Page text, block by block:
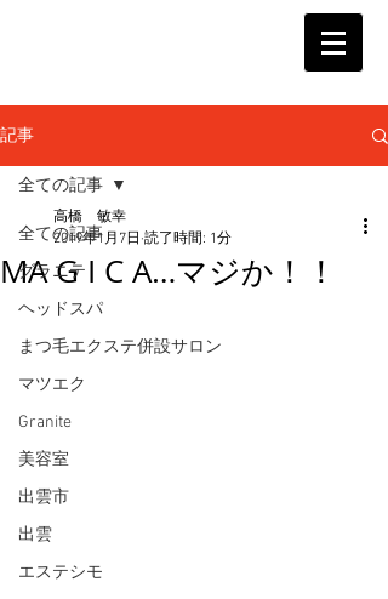
記事
全ての記事
グラニテ
ヘッドスパ
まつ毛エクステ併設サロン
マツエク
Granite
美容室
出雲市
出雲
エステシモ
全ての記事
MA G I C A…マジか！！
高橋 敏幸
2019年1月7日 読了時間: 1分